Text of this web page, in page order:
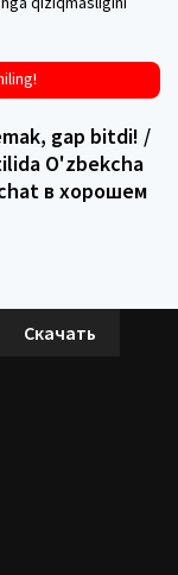
gap bitdi! /
O'zbekcha
в хорошем
Скачать